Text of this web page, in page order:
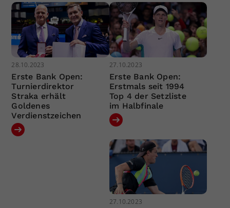
28.10.2023
Erste Bank Open:
Turnierdirektor
Straka erhält
Goldenes
Verdienstzeichen
27.10.2023
Erste Bank Open:
Erstmals seit 1994
Top 4 der Setzliste
im Halbfinale
27.10.2023